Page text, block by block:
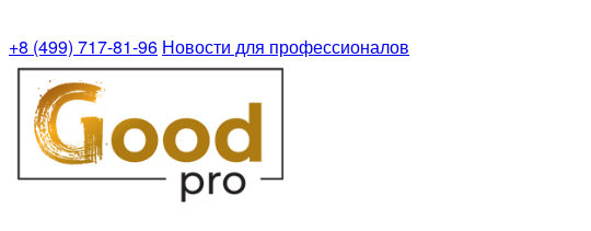
+8 (499) 717-81-96 Новости для профессионалов